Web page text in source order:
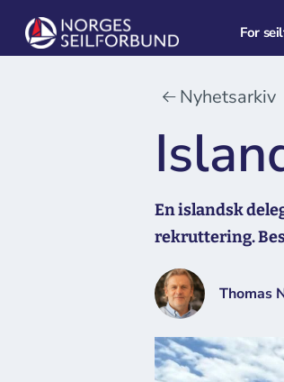
For
Nyhetsarkiv
En islandsk
rekruttering.
Thomas